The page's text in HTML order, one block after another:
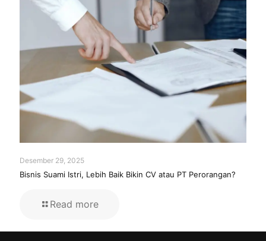
Desember 29, 2025
Bisnis Suami Istri, Lebih Baik Bikin CV atau PT Perorangan?
Read more